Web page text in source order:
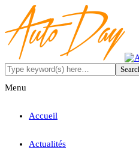
Menu
Accueil
Actualités